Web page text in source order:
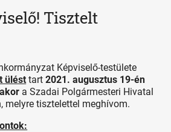
Tisztelt
Képviselő-testülete
ülést tart2021. augusztus 19-én
a Szadai Polgármesteri Hivatal
melyre tisztelettel meghívom.